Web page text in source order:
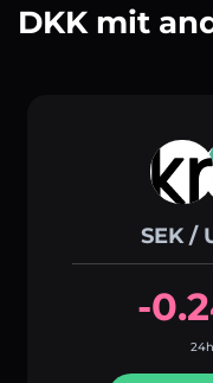
DKK mit
SEK /
-
24h